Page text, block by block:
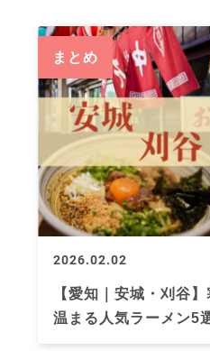
まとめ
2026.02.02
【愛知｜安城・刈谷
温まる人気ラーメン5